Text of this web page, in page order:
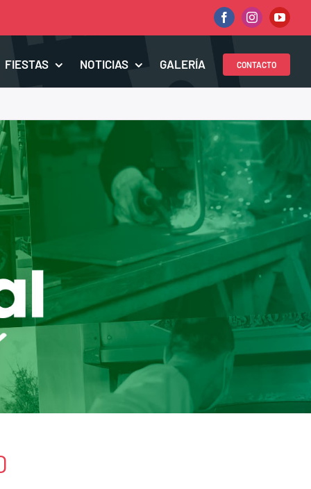
FacebookInstagram
FIESTAS NOTICIAS GALERÍA CONTACTO